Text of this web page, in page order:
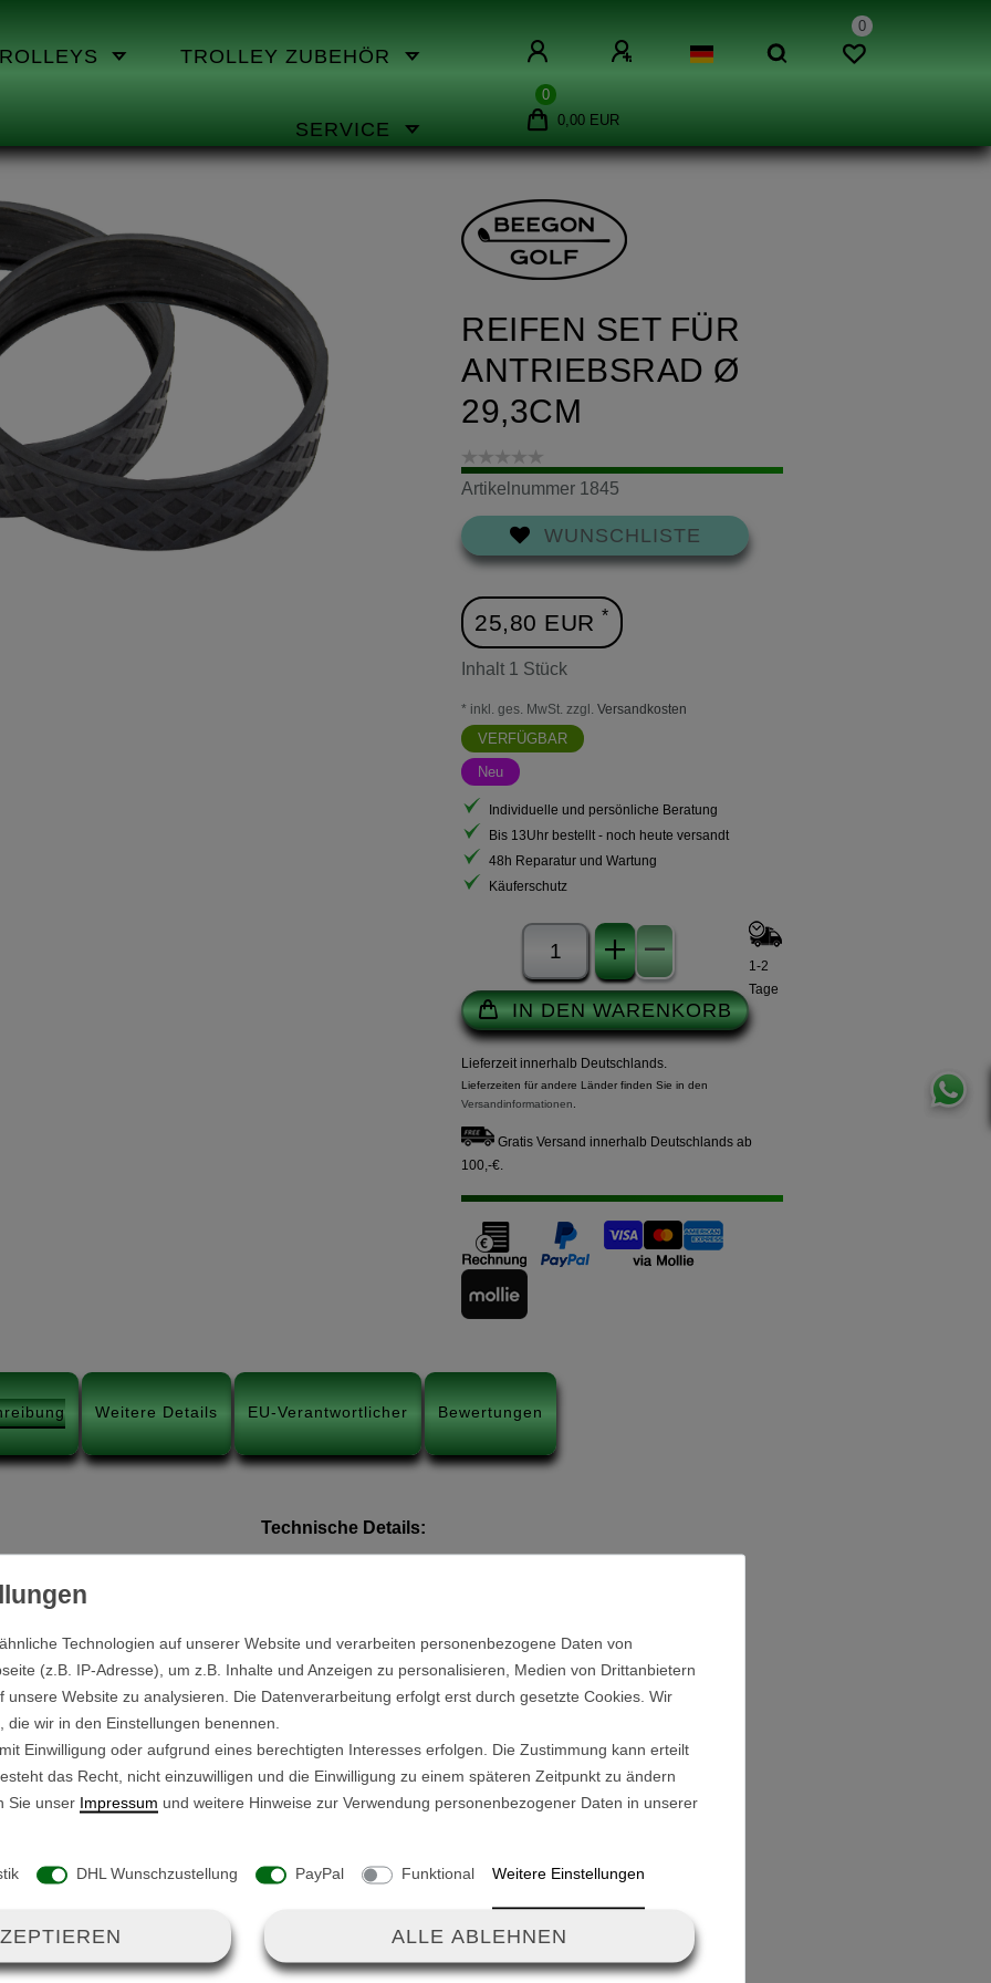
TROLLEY ZUBEHÖR
SERVICE
0
0
0,00 EUR
REIFEN SET FÜR
ANTRIEBSRAD Ø
29,3CM
Artikelnummer 1845
WUNSCHLISTE
25,80 EUR *
Inhalt 1 Stück
* inkl. ges. MwSt. zzgl.Versandkosten
VERFÜGBAR
Neu
Individuelle und persönliche Beratung
Bis 13Uhr bestellt - noch heute versandt
48h Reparatur und Wartung
Käuferschutz
IN DEN WARENKORB
1-2
Tage
Lieferzeit innerhalb Deutschlands.
Lieferzeiten für andere Länder finden Sie in den
Versandinformationen
Gratis Versand innerhalb Deutschlands ab
100,-€.
Weitere Details EU-Verantwortlicher Bewertungen
hast Du einen erhöten
Stöße und lässt den
Vibrationen.
und der Reifen lässt
Technische Details:
Felgenbreite: 71mm
Technologien auf unserer Website und verarbeiten personenbezogene Daten von
(z.B. IP-Adresse), um z.B. Inhalte und Anzeigen zu personalisieren, Medien von Drittanbietern
unsere Website zu analysieren. Die Datenverarbeitung erfolgt erst durch gesetzte Cookies. Wir
wir in den Einstellungen benennen.
Einwilligung oder aufgrund eines berechtigten Interesses erfolgen. Die Zustimmung kann erteilt
das Recht, nicht einzuwilligen und die Einwilligung zu einem späteren Zeitpunkt zu ändern
Sie unser Impressum und weitere Hinweise zur Verwendung personenbezogener Daten in unserer
DHL Wunschzustellung PayPal Funktional Weitere Einstellungen
ALLE ABLEHNEN